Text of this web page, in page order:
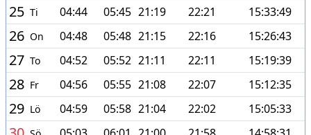
25 Ti 04:44 05:45 21:19 22:21 15:33:49
26 On 04:48 05:48 21:15 22:16 15:26:43
27 To 04:52 05:52 21:11 22:11 15:19:39
28 Fr 04:56 05:55 21:08 22:07 15:12:35
29 Lö 04:59 05:58 21:04 22:02 15:05:33